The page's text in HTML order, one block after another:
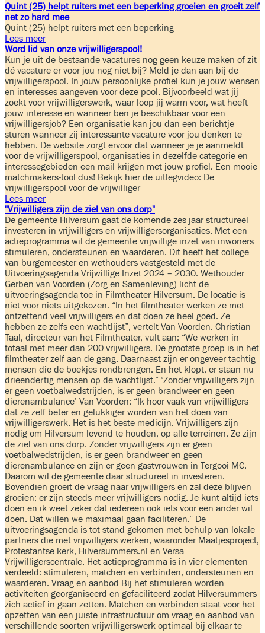
Quint (25) helpt ruiters met een beperking groeien en groeit zelf
net zo hard mee
Quint (25) helpt ruiters met een beperking
Lees meer
Word lid van onze vrijwilligerspool!
Kun je uit de bestaande vacatures nog geen keuze maken of zit
dé vacature er voor jou nog niet bij? Meld je dan aan bij de
vrijwilligerspool. In jouw persoonlijke profiel kun je jouw wensen
en interesses aangeven voor deze pool. Bijvoorbeeld wat jij
zoekt voor vrijwilligerswerk, waar loop jij warm voor, wat heeft
jouw interesse en wanneer ben je beschikbaar voor een
vrijwilligersjob? Een organisatie kan jou dan een berichtje
sturen wanneer zij interessante vacature voor jou denken te
hebben. De website zorgt ervoor dat wanneer je je aanmeldt
voor de vrijwilligerspool, organisaties in dezelfde categorie en
interessegebieden een mail krijgen met jouw profiel. Een mooie
matchmakers-tool dus! Bekijk hier de uitlegvideo: De
vrijwilligerspool voor de vrijwilliger
Lees meer
"Vrijwilligers zijn de ziel van ons dorp"
De gemeente Hilversum gaat de komende zes jaar structureel
investeren in vrijwilligers en vrijwilligersorganisaties. Met een
actieprogramma wil de gemeente vrijwillige inzet van inwoners
stimuleren, ondersteunen en waarderen. Dit heeft het college
van burgemeester en wethouders vastgesteld met de
Uitvoeringsagenda Vrijwillige Inzet 2024 – 2030. Wethouder
Gerben van Voorden (Zorg en Samenleving) licht de
uitvoeringsagenda toe in Filmtheater Hilversum. De locatie is
niet voor niets uitgekozen. “In het filmtheater werken ze met
ontzettend veel vrijwilligers en dat doen ze heel goed. Ze
hebben ze zelfs een wachtlijst”, vertelt Van Voorden. Christian
Taal, directeur van het Filmtheater, vult aan: “We werken in
totaal met meer dan 200 vrijwilligers. De grootste groep is in het
filmtheater zelf aan de gang. Daarnaast zijn er ongeveer tachtig
mensen die de boekjes rondbrengen. En het klopt, er staan nu
drieëndertig mensen op de wachtlijst.” ‘Zonder vrijwilligers zijn
er geen voetbalwedstrijden, is er geen brandweer en geen
dierenambulance’ Van Voorden: “Ik hoor vaak van vrijwilligers
dat ze zelf beter en gelukkiger worden van het doen van
vrijwilligerswerk. Het is het beste medicijn. Vrijwilligers zijn
nodig om Hilversum levend te houden, op alle terreinen. Ze zijn
de ziel van ons dorp. Zonder vrijwilligers zijn er geen
voetbalwedstrijden, is er geen brandweer en geen
dierenambulance en zijn er geen gastvrouwen in Tergooi MC.
Daarom wil de gemeente daar structureel in investeren.
Bovendien groeit de vraag naar vrijwilligers en zal deze blijven
groeien; er zijn steeds meer vrijwilligers nodig. Je kunt altijd iets
doen en ik weet zeker dat iedereen ook iets voor een ander wil
doen. Dat willen we maximaal gaan faciliteren.” De
uitvoeringsagenda is tot stand gekomen met behulp van lokale
partners die met vrijwilligers werken, waaronder Maatjesproject,
Protestantse kerk, Hilversummers.nl en Versa
Vrijwilligerscentrale. Het actieprogramma is in vier elementen
verdeeld: stimuleren, matchen en verbinden, ondersteunen en
waarderen. Vraag en aanbod Bij het stimuleren worden
activiteiten georganiseerd en gefaciliteerd zodat Hilversummers
zich actief in gaan zetten. Matchen en verbinden staat voor het
opzetten van een juiste infrastructuur om vraag en aanbod van
verschillende soorten vrijwilligerswerk optimaal bij elkaar te